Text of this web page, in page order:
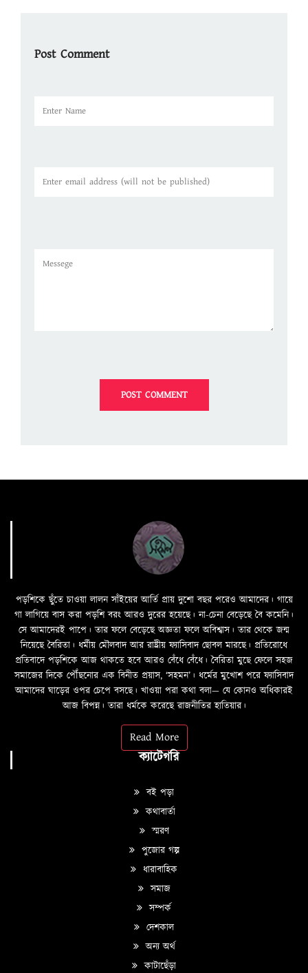
Post Comment
পড়শিকে ছুঁতে চাওয়া লালন সাঁইয়ের আর্তি প্রায় দুশো বছর পরেও আমাদের। গায়ে
গা লাগিয়ে বাস করা পড়শি বরং আরও দুরের হয়েছে। না-চেনা বেড়েছে বৈ কমেনি।
সে আমাদেরই পাপে। তার ফলে বেড়েছে অজ্ঞতা ফলে অবিশ্বাস। তার থেকে জন্ম
নিয়েছে বৈরিতা। ধর্মীয় মৌলবাদ আর রাষ্ট্রীয় ফ্যাসিবাদ ছোবল মারছে। প্রতিরোধে
প্রতিবাদে পড়শিকে আজ থাকতে হবে আরও বেঁধে বেঁধে। বৈরিতা মুছে ফেলে সহজ
সমাজের দিকে পৌঁছনোর এক বিনীত প্রয়াস, ‘সহমন’। ধর্মের মুখোশ পরে ফ্যাসিবাদ
আমাদের ঘাড়ের ওপর চেপে বসছে। খাওয়া পরা কথা বলা—­­ যে কোনও অধিকারই
আজ বিপন্ন। তারা ধর্মকে করেছে রাজনীতির হাতিয়ার।
Read More
ক্যাটেগরি
বই পড়া
কথাবার্তা
স্মরণ
পুজোর গল্প
ধারাবাহিক
সমাজ
সম্পর্ক
দেশকাল
অন্য অর্থ
কাটাছেঁড়া